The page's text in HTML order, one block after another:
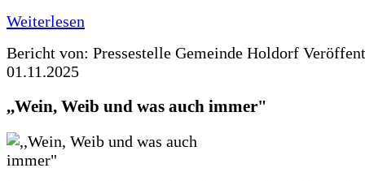
Weiterlesen
Bericht von: Pressestelle Gemeinde Holdorf
01.11.2025
,,Wein, Weib und was auch immer"